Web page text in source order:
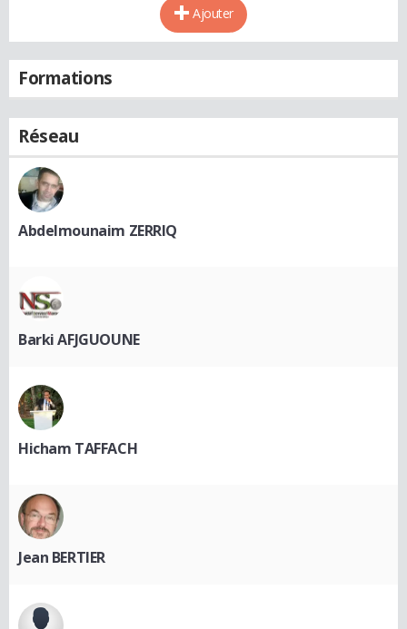
Ajouter
Formations
Réseau
Abdelmounaim ZERRIQ
Barki AFJGUOUNE
Hicham TAFFACH
Jean BERTIER